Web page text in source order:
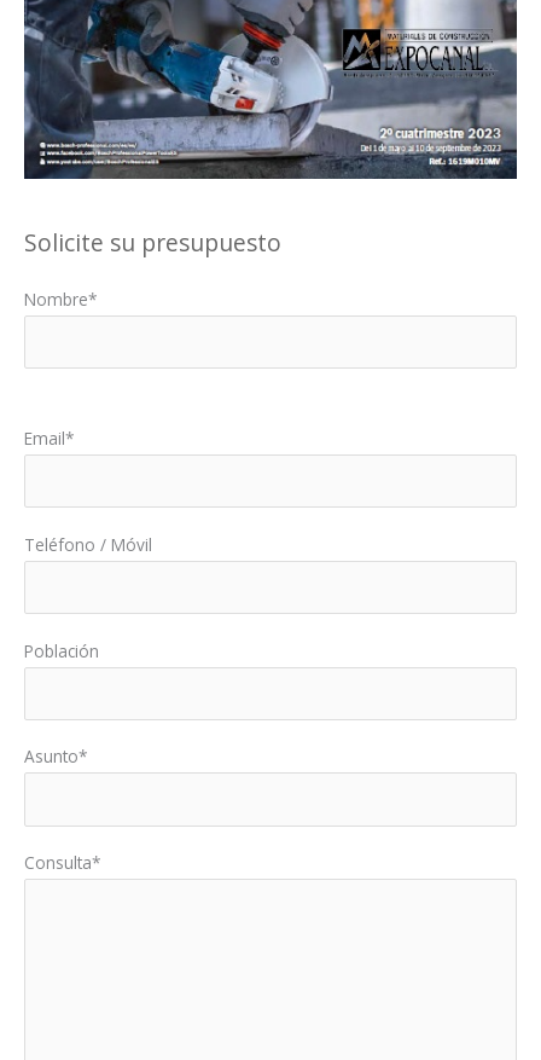
Solicite su presupuesto
Nombre*
Email*
Teléfono / Móvil
Población
Asunto*
Consulta*